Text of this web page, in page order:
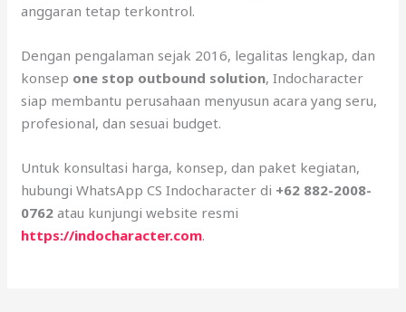
anggaran tetap terkontrol.
Dengan pengalaman sejak 2016, legalitas lengkap, dan
konsep one stop outbound solution, Indocharacter
siap membantu perusahaan menyusun acara yang seru,
profesional, dan sesuai budget.
Untuk konsultasi harga, konsep, dan paket kegiatan,
hubungi WhatsApp CS Indocharacter di +62 882-2008-
0762 atau kunjungi website resmi
https://indocharacter.com.